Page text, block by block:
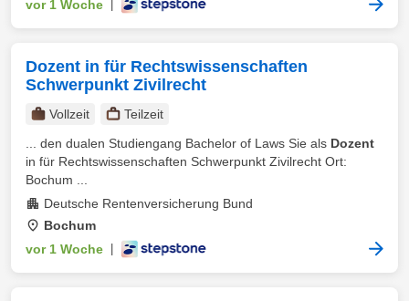
vor 1 Woche
Dozent in für Rechtswissenschaften
Schwerpunkt Zivilrecht
Vollzeit
Teilzeit
... den dualen Studiengang Bachelor of Laws Sie als Dozent
in für Rechtswissenschaften Schwerpunkt Zivilrecht Ort:
Bochum ...
Deutsche Rentenversicherung Bund
Bochum
vor 1 Woche